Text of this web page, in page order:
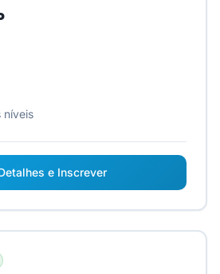
níveis
e Inscrever